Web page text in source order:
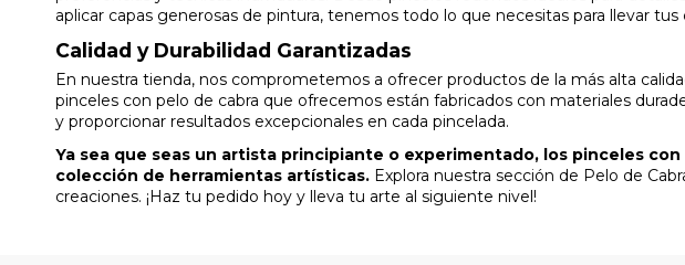
aplicar capas generosas de pintura, tenemos todo lo que necesitas para llevar
Calidad y Durabilidad Garantizadas
En nuestra tienda, nos comprometemos a ofrecer productos de la más alta
pinceles con pelo de cabra que ofrecemos están fabricados con materiales
y proporcionar resultados excepcionales en cada pincelada.
Ya sea que seas un artista principiante o experimentado, los pinceles
colección de herramientas artísticas. Explora nuestra sección de Pelo de
creaciones. ¡Haz tu pedido hoy y lleva tu arte al siguiente nivel!